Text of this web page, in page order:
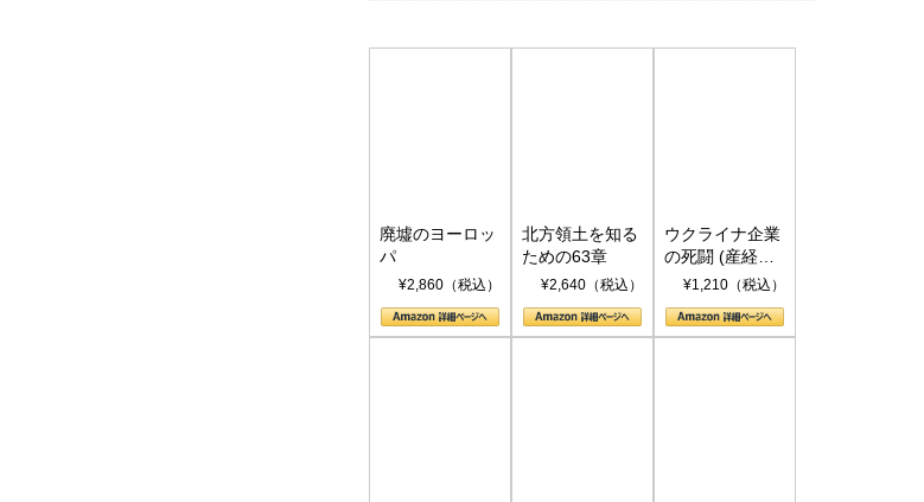
廃墟のヨーロッ
パ
¥2,860（税込）
北方領土を知る
ための63章
¥2,640（税込）
ウクライナ企業
の死闘 (産経セ
レクト S 039)
¥1,210（税込）